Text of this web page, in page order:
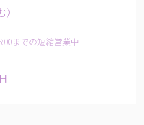
までの短縮営業中